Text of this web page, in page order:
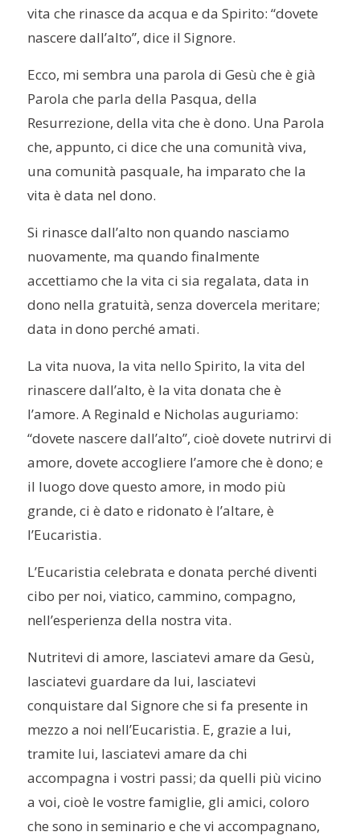
vita che rinasce da acqua e da Spirito: “dovete
nascere dall’alto”, dice il Signore.
Ecco, mi sembra una parola di Gesù che è già
Parola che parla della Pasqua, della
Resurrezione, della vita che è dono. Una Parola
che, appunto, ci dice che una comunità viva,
una comunità pasquale, ha imparato che la
vita è data nel dono.
Si rinasce dall’alto non quando nasciamo
nuovamente, ma quando finalmente
accettiamo che la vita ci sia regalata, data in
dono nella gratuità, senza dovercela meritare;
data in dono perché amati.
La vita nuova, la vita nello Spirito, la vita del
rinascere dall’alto, è la vita donata che è
l’amore. A Reginald e Nicholas auguriamo:
“dovete nascere dall’alto”, cioè dovete nutrirvi di
amore, dovete accogliere l’amore che è dono; e
il luogo dove questo amore, in modo più
grande, ci è dato e ridonato è l’altare, è
l’Eucaristia.
L’Eucaristia celebrata e donata perché diventi
cibo per noi, viatico, cammino, compagno,
nell’esperienza della nostra vita.
Nutritevi di amore, lasciatevi amare da Gesù,
lasciatevi guardare da lui, lasciatevi
conquistare dal Signore che si fa presente in
mezzo a noi nell’Eucaristia. E, grazie a lui,
tramite lui, lasciatevi amare da chi
accompagna i vostri passi; da quelli più vicino
a voi, cioè le vostre famiglie, gli amici, coloro
che sono in seminario e che vi accompagnano,